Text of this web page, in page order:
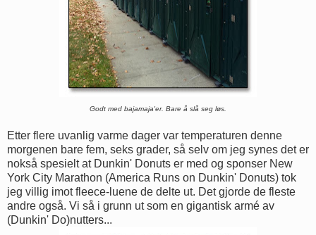
Godt med bajamaja'er. Bare å slå seg løs.
Etter flere uvanlig varme dager var temperaturen denne
morgenen bare fem, seks grader, så selv om jeg synes det er
nokså spesielt at Dunkin' Donuts er med og sponser New
York City Marathon (America Runs on Dunkin' Donuts) tok
jeg villig imot fleece-luene de delte ut. Det gjorde de fleste
andre også. Vi så i grunn ut som en gigantisk armé av
(Dunkin' Do)nutters...